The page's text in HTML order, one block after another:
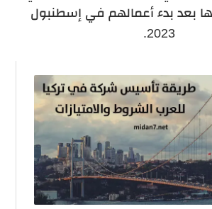
بعد بدء أعمالهم في إسطنبول
2023.